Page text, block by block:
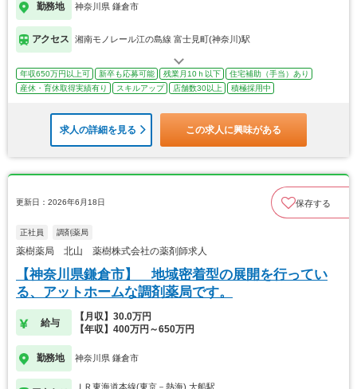
勤務地 神奈川県 鎌倉市
アクセス 湘南モノレール江の島線 富士見町(神奈川)駅
年収650万円以上可 新卒も応募可能 残業月10ｈ以下
住宅補助（手当）あり
産休・育休取得実績有り
スキルアップ 店舗数30以上 積極採用中
求人の詳細を見る この求人に興味がある
更新日：2026年6月18日 保存する
正社員 調剤薬局
薬樹薬局 北山 薬樹株式会社の薬剤師求人
【神奈川県鎌倉市】 地域密着型の展開を行ってい
る、アットホームな調剤薬局です。
給与
【月収】30.0万円
【年収】400万円～650万円
勤務地 神奈川県 鎌倉市
ＪＲ東海道本線(東京－熱海) 大船駅